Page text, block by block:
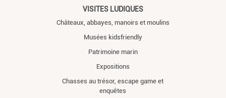
VISITES LUDIQUES
Châteaux, abbayes, manoirs et moulins
Musées kidsfriendly
Patrimoine marin
Expositions
Chasses au trésor, escape game et
enquêtes